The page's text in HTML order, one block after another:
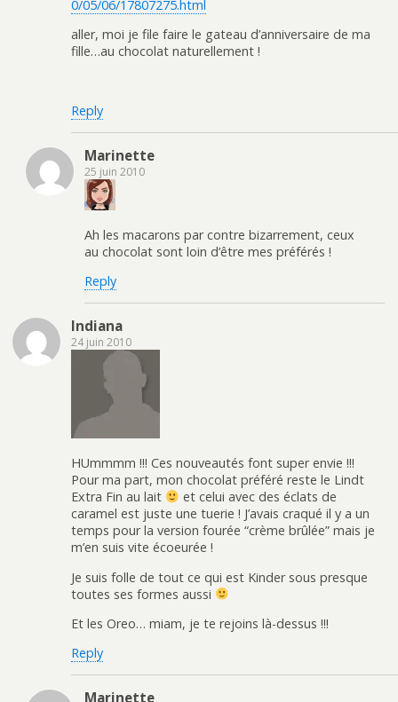
0/05/06/17807275.html
aller, moi je file faire le gateau d’anniversaire de ma
fille…au chocolat naturellement !
Reply
Marinette
25 juin 2010
Ah les macarons par contre bizarrement, ceux
au chocolat sont loin d’être mes préférés !
Reply
Indiana
24 juin 2010
HUmmmm !!! Ces nouveautés font super envie !!!
Pour ma part, mon chocolat préféré reste le Lindt
Extra Fin au lait
et celui avec des éclats de
caramel est juste une tuerie ! J’avais craqué il y a un
temps pour la version fourée “crème brûlée” mais je
m’en suis vite écoeurée !
Je suis folle de tout ce qui est Kinder sous presque
toutes ses formes aussi
Et les Oreo… miam, je te rejoins là-dessus !!!
Reply
Marinette